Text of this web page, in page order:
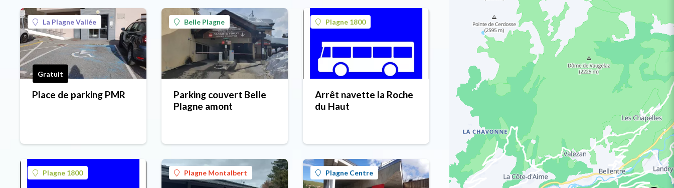
La Plagne Vallée
Gratuit
Place de parking PMR
Belle Plagne
Parking couvert Belle
Plagne amont
Plagne 1800
Arrêt navette la Roche
du Haut
Plagne 1800 Plagne Montalbert Plagne Centre